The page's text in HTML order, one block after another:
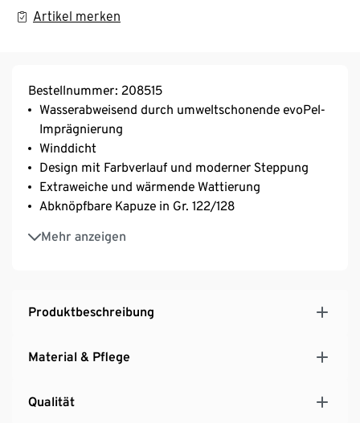
Artikel merken
Bestellnummer: 208515
Wasserabweisend durch umweltschonende evoPel-
Imprägnierung
Winddicht
Design mit Farbverlauf und moderner Steppung
Extraweiche und wärmende Wattierung
Abknöpfbare Kapuze in Gr. 122/128
Mehr anzeigen
Frontreißverschluss mit großem, rundem
Zipperanhänger und Kinnschutz
Gr. 122/128 und 134/140 mit beschreibbarem
Produktbeschreibung
Material & Pflege
Qualität